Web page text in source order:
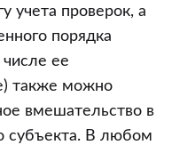
учета проверок, а
порядка
числе ее
также можно
вмешательство в
субъекта. В любом